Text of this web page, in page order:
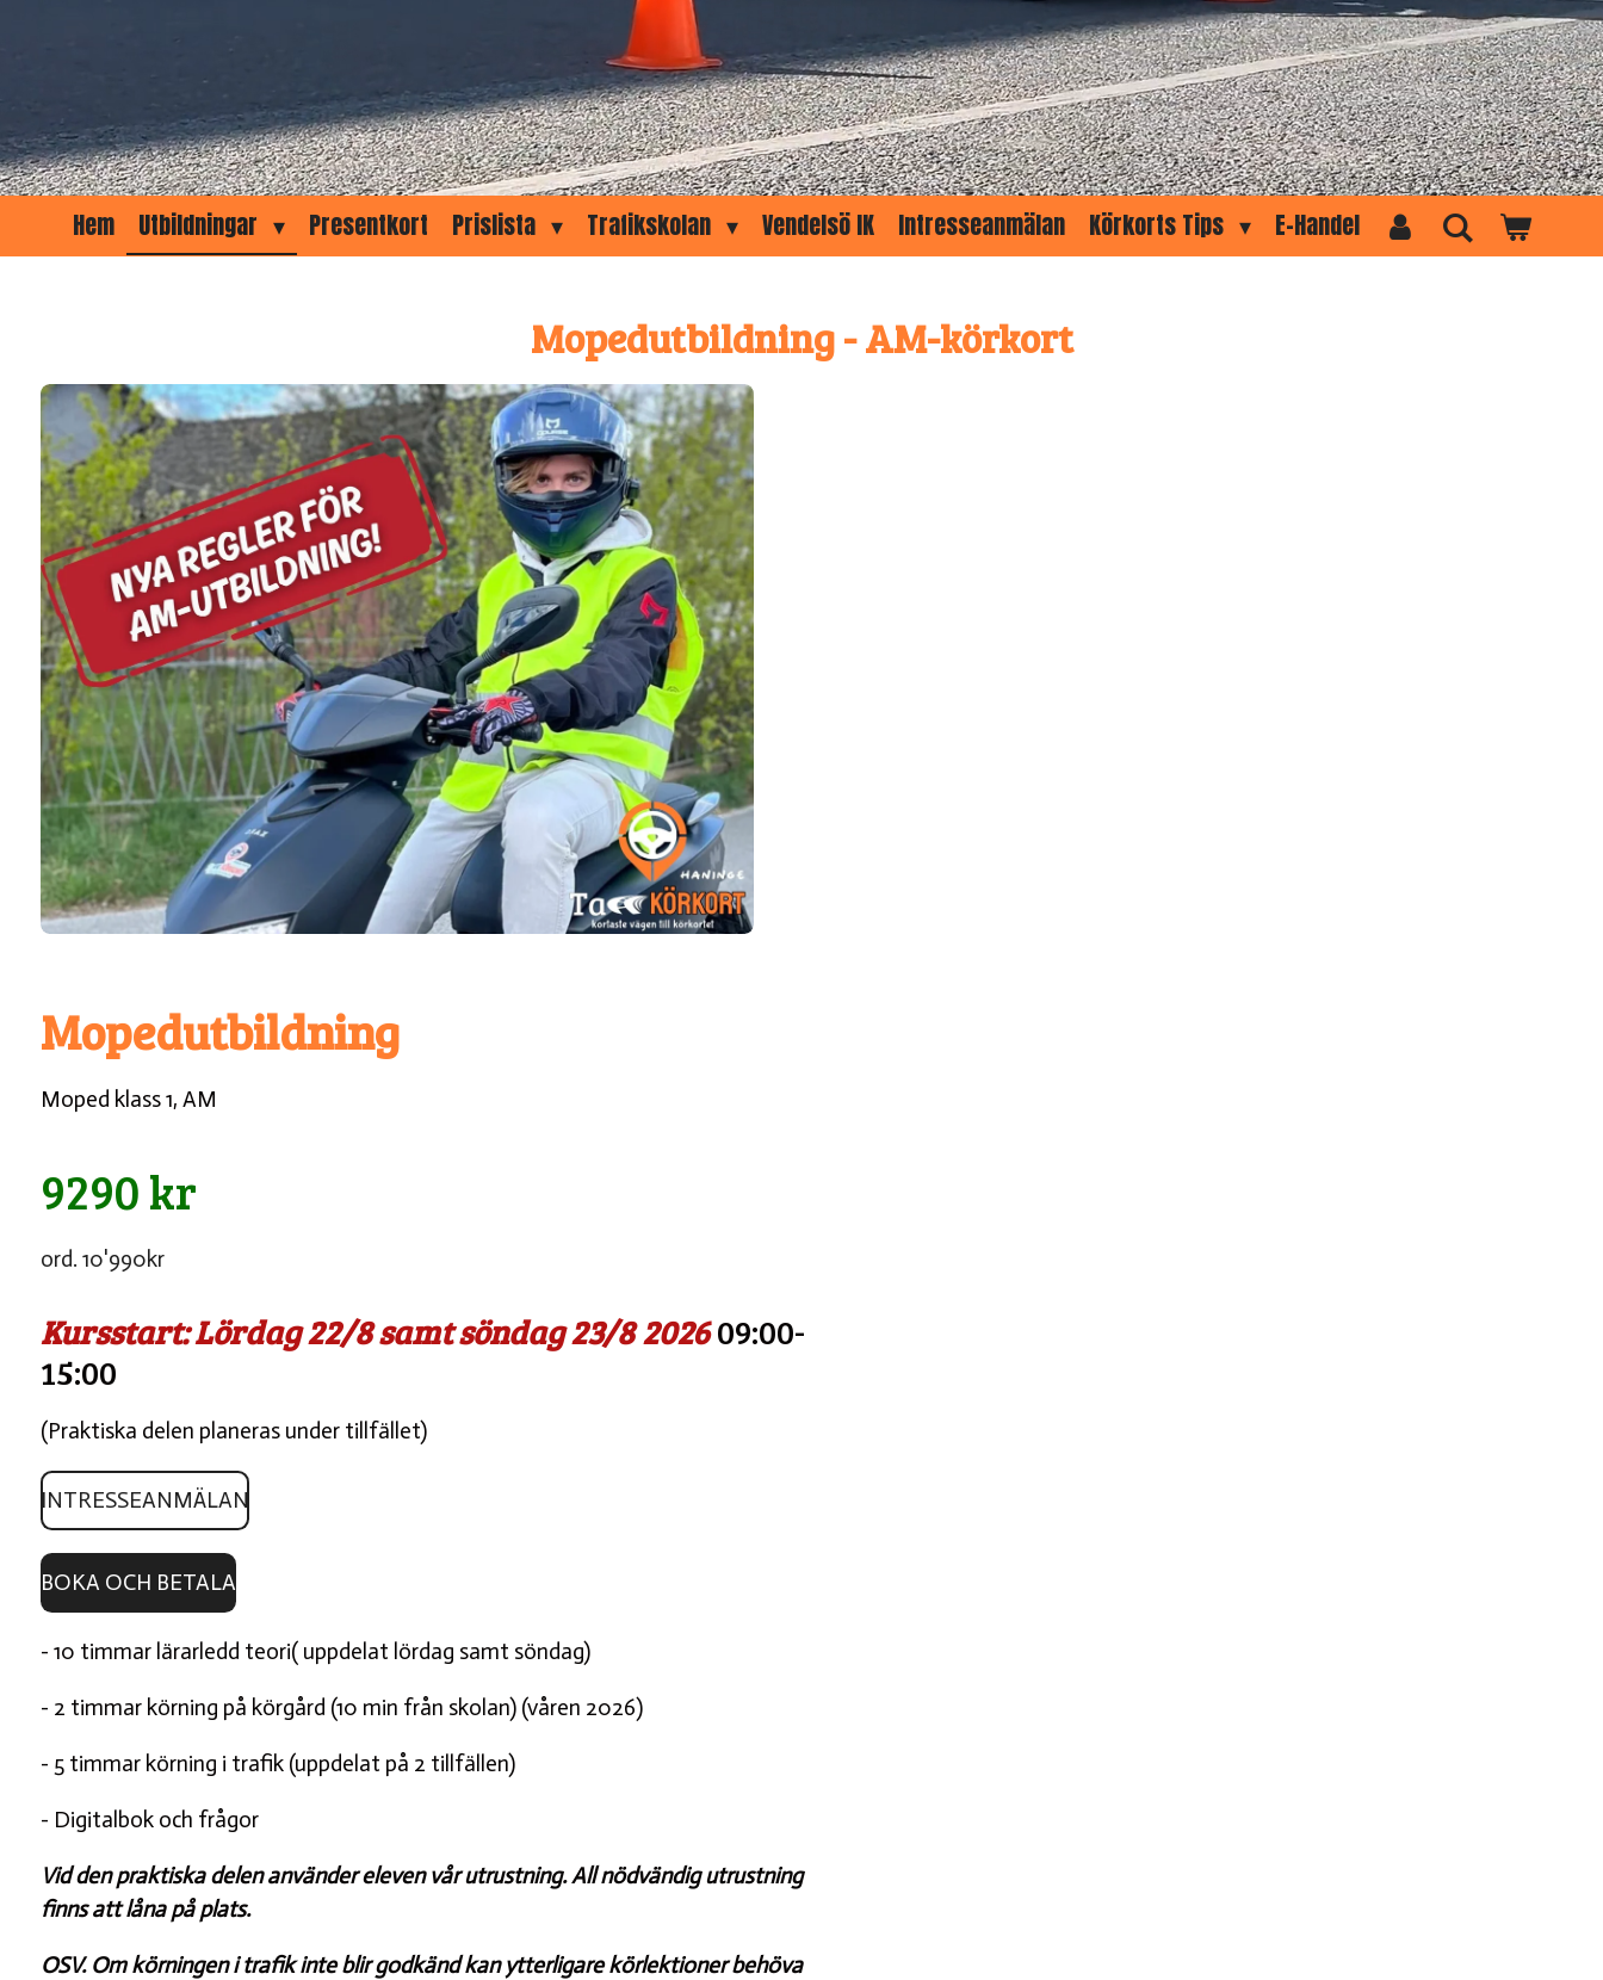
Hem Utbildningar Presentkort Prislista Trafikskolan Vendelsö IK Intresseanmälan Körkorts Tips E-Handel
Mopedutbildning - AM-körkort
Mopedutbildning
Moped klass 1, AM
9290 kr
ord. 10'990kr
Kursstart: Lördag 22/8 samt söndag 23/8202609:00-
15:00
(Praktiska delen planeras under tillfället)
INTRESSEANMÄLAN
BOKA OCH BETALA
- 10 timmar lärarledd teori( uppdelat lördag samt söndag)
- 2 timmar körning på körgård (10 min från skolan) (våren 2026)
- 5 timmar körning i trafik (uppdelat på 2 tillfällen)
- Digitalbok och frågor
Vid den praktiska delen använder eleven vår utrustning. All nödvändig utrustning
finns att låna på plats.
OSV. Om körningen i trafik inte blir godkänd kan ytterligare körlektioner behöva